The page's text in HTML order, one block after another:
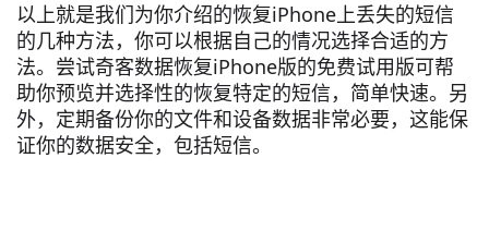
以上就是我们为你介绍的恢复iPhone上丢失的短信
的几种方法，你可以根据自己的情况选择合适的方
法。尝试奇客数据恢复iPhone版的免费试用版可帮
助你预览并选择性的恢复特定的短信，简单快速。另
外，定期备份你的文件和设备数据非常必要，这能保
证你的数据安全，包括短信。